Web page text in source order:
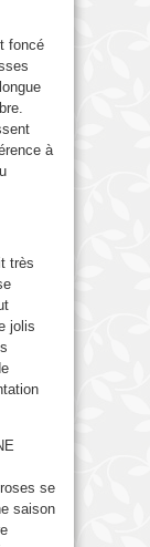
foncé
à
très
jolis
se
saison